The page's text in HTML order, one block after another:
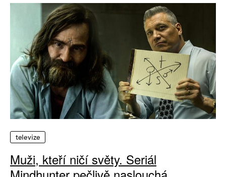
televize
Muži, kteří ničí světy. Seriál